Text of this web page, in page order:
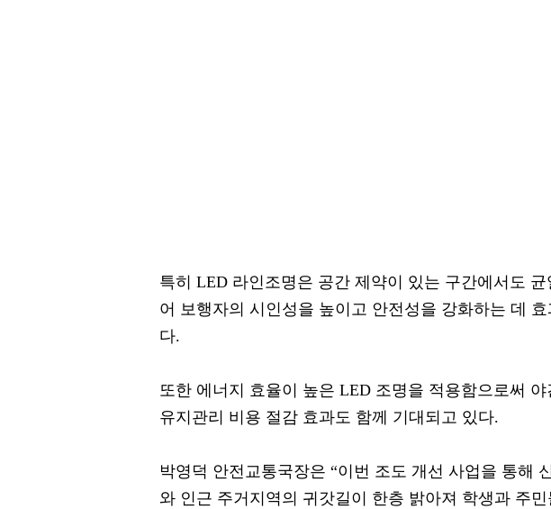
특히 LED 라인조명은 공간 제약이 있는 구간에서도
어 보행자의 시인성을 높이고 안전성을 강화하는 데
다.
또한 에너지 효율이 높은 LED 조명을 적용함으로써
유지관리 비용 절감 효과도 함께 기대되고 있다.
박영덕 안전교통국장은 “이번 조도 개선 사업을 통해
와 인근 주거지역의 귀갓길이 한층 밝아져 학생과 주